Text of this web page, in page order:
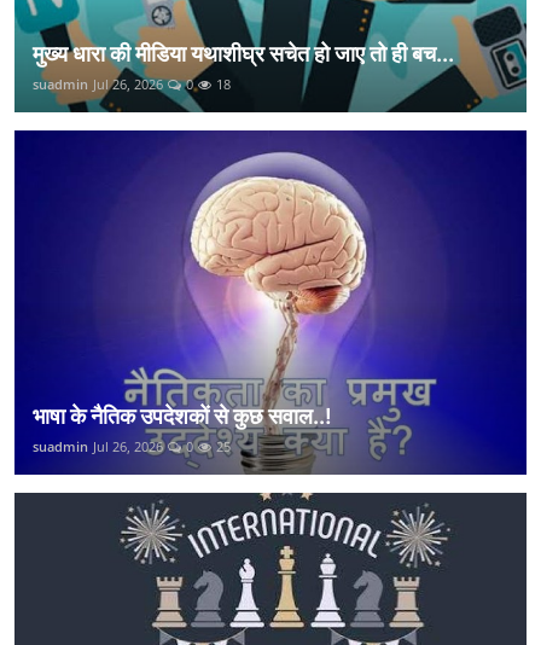
मुख्य धारा की मीडिया यथाशीघ्र सचेत हो जाए तो ही बच...
suadmin Jul 26, 2026 0 18
भाषा के नैतिक उपदेशकों से कुछ सवाल..!
suadmin Jul 26, 2026 0 25